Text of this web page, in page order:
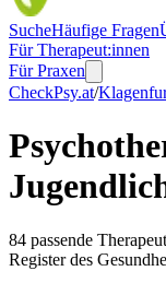
SucheHäufige Fragen
Für Therapeut:innen
Für Praxen
CheckPsy.at/
84 passende
Register des